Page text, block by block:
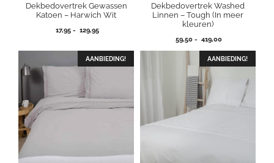
Dekbedovertrek Gewassen
Katoen – Harwich Wit
17,95 - 129,95Prijsklasse:
tot
129,95
Dekbedovertrek Washed
Linnen – Tough (In meer
kleuren)
59,50 - 419,00Prijsklasse:
tot
419,00
AANBIEDING! AANBIEDING!